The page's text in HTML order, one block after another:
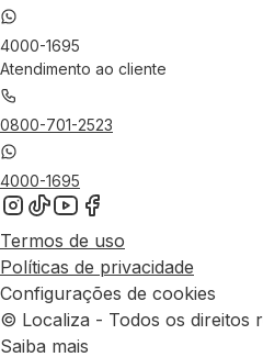
4000-1695
Atendimento ao cliente
0800-701-2523
4000-1695
Termos de uso
Políticas de privacidade
Configurações de cookies
© Localiza - Todos os direitos
Saiba mais